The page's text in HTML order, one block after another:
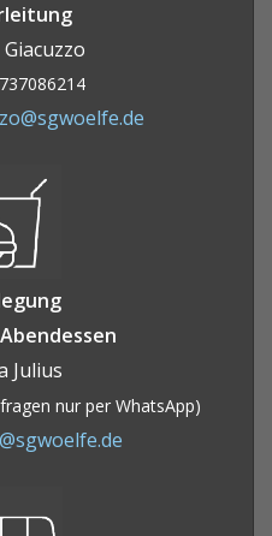
Julius
nur per WhatsApp)